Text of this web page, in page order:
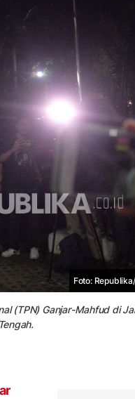
Foto:
(TPN) Ganjar-Mahfud di